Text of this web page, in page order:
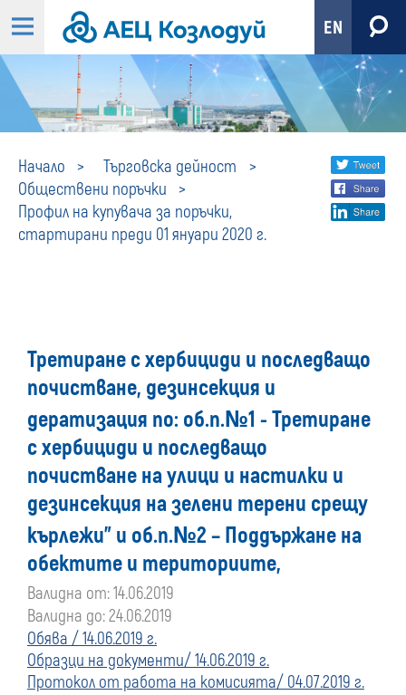
EN
Начало
Търговска дейност
Обществени поръчки
Профил на купувача за поръчки,
стартирани преди 01 януари 2020 г.
Профил
на
поръчки,
стартирани
преди
01
януари
2020
Share
social
Третиране с хербициди и последващо
почистване, дезинсекция и
дератизация по: об.п.№1 - Третиране
с хербициди и последващо
почистване на улици и настилки и
дезинсекция на зелени терени срещу
кърлежи” и об.п.№2 – Поддържане на
обектите и териториите,
Валидна от: 14.06.2019
Валидна до: 24.06.2019
Обява / 14.06.2019 г.
Образци на документи/ 14.06.2019 г.
Протокол от работа на комисията/ 04.07.2019 г.